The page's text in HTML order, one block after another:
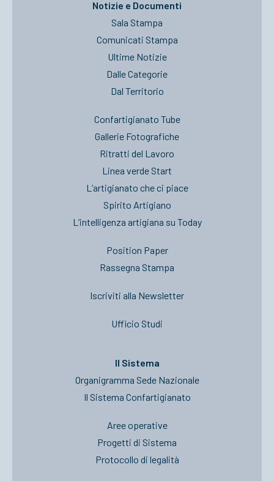
Notizie e Documenti
Sala Stampa
Comunicati Stampa
Ultime Notizie
Dalle Categorie
Dal Territorio
Confartigianato Tube
Gallerie Fotografiche
Ritratti del Lavoro
Linea verde Start
L’artigianato che ci piace
Spirito Artigiano
L’intelligenza artigiana su Today
Position Paper
Rassegna Stampa
Iscriviti alla Newsletter
Ufficio Studi
Il Sistema
Organigramma Sede Nazionale
Il Sistema Confartigianato
Aree operative
Progetti di Sistema
Protocollo di legalità